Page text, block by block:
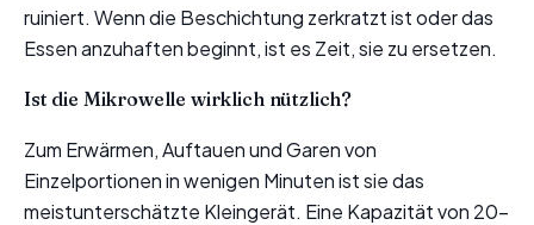
ruiniert. Wenn die Beschichtung zerkratzt ist oder das
Essen anzuhaften beginnt, ist es Zeit, sie zu ersetzen.
Ist die Mikrowelle wirklich nützlich?
Zum Erwärmen, Auftauen und Garen von
Einzelportionen in wenigen Minuten ist sie das
meistunterschätzte Kleingerät. Eine Kapazität von 20-